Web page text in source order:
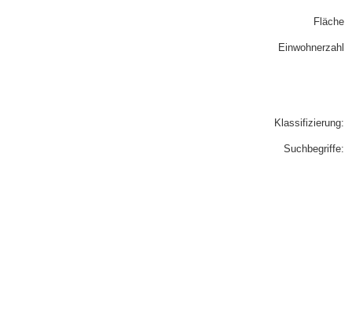
Fläche
Einwohnerzahl
Klassifizierung:
Suchbegriffe: